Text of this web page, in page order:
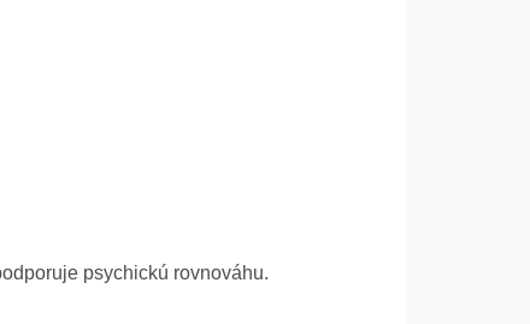
psychickú rovnováhu.